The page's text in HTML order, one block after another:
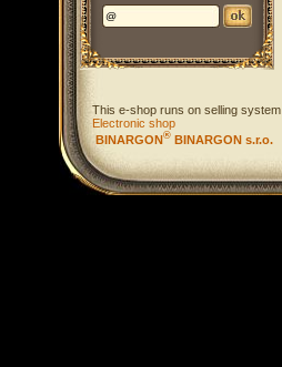
This e-shop runs on selling system
Electronic shop
BINARGON® BINARGON s.r.o.